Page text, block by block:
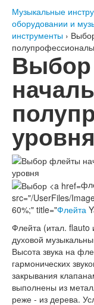
Музыкальные
оборудовании и
инструменты ›
уровня
src="/UserFiles/
60%;" title="Флейта
Флейта (итал. flauto
духовой
Высота звука на
гармонических
закрывания
выполнены из
реже - из дерева.